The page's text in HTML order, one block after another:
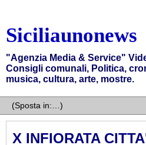
Siciliaunonews
"Agenzia Media & Service"
Consigli comunali, Politica,
musica, cultura, arte, mostre.
X INFIORATA